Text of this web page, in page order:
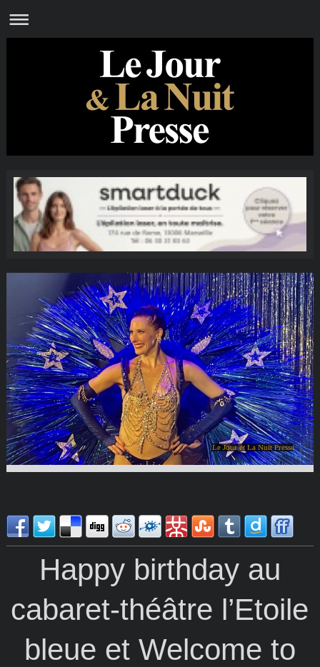
Le Jour et La Nuit Presse
Happy birthday au
cabaret-théâtre l’Etoile
bleue et Welcome to